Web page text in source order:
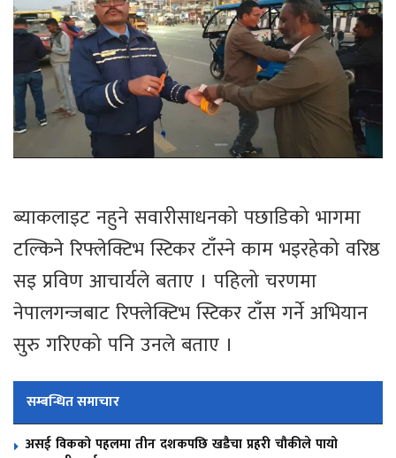
ब्याकलाइट नहुने सवारीसाधनको पछाडिको भागमा
टल्किने रिफ्लेक्टिभ स्टिकर टाँस्ने काम भइरहेको वरिष्ठ
सइ प्रविण आचार्यले बताए । पहिलो चरणमा
नेपालगन्जबाट रिफ्लेक्टिभ स्टिकर टाँस गर्ने अभियान
सुरु गरिएको पनि उनले बताए ।
सम्बन्धित समाचार
असई विकको पहलमा तीन दशकपछि खडैचा प्रहरी चौकीले पायो